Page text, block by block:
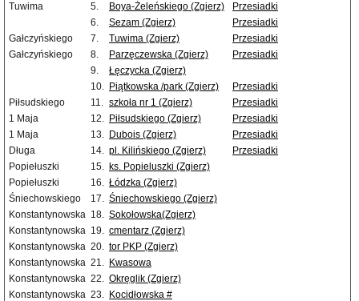
Tuwima
5. Boya-Żeleńskiego (Zgierz)
Przesiadki
6.
Sezam (Zgierz)
Przesiadki
Gałczyńskiego
7. Tuwima (Zgierz)
Przesiadki
Gałczyńskiego
8. Parzęczewska (Zgierz)
Przesiadki
9.
Łęczycka (Zgierz)
10. Piątkowska /park (Zgierz)
Przesiadki
Piłsudskiego
11. szkoła nr 1 (Zgierz)
Przesiadki
1 Maja
12. Piłsudskiego (Zgierz)
Przesiadki
1 Maja
13. Dubois (Zgierz)
Przesiadki
Długa
14. pl. Kilińskiego (Zgierz)
Przesiadki
Popiełuszki
15. ks. Popieluszki (Zgierz)
Popiełuszki
16. Łódzka (Zgierz)
Śniechowskiego
17. Śniechowskiego (Zgierz)
Konstantynowska 18. Sokołowska(Zgierz)
Konstantynowska 19. cmentarz (Zgierz)
Konstantynowska 20. tor PKP (Zgierz)
Konstantynowska 21. Kwasowa
Konstantynowska 22. Okręglik (Zgierz)
Konstantynowska 23. Kocidłowska #